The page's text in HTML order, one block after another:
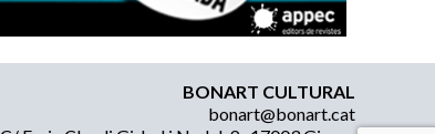
BONART CULTURAL
bonart@bonart.cat